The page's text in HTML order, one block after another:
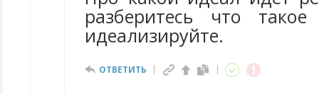
разберитесь что
идеализируйте.
ОТВЕТИТЬ